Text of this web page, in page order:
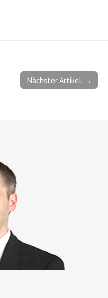
Nächster Artikel →